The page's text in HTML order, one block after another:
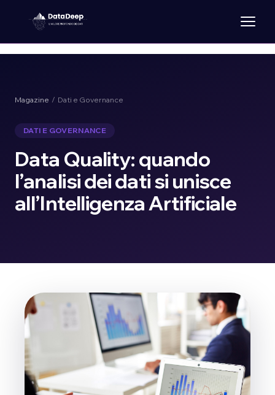
Magazine / Dati e Governance
DATI E GOVERNANCE
Data Quality: quando
l’analisi dei dati si unisce
all’Intelligenza Artificiale